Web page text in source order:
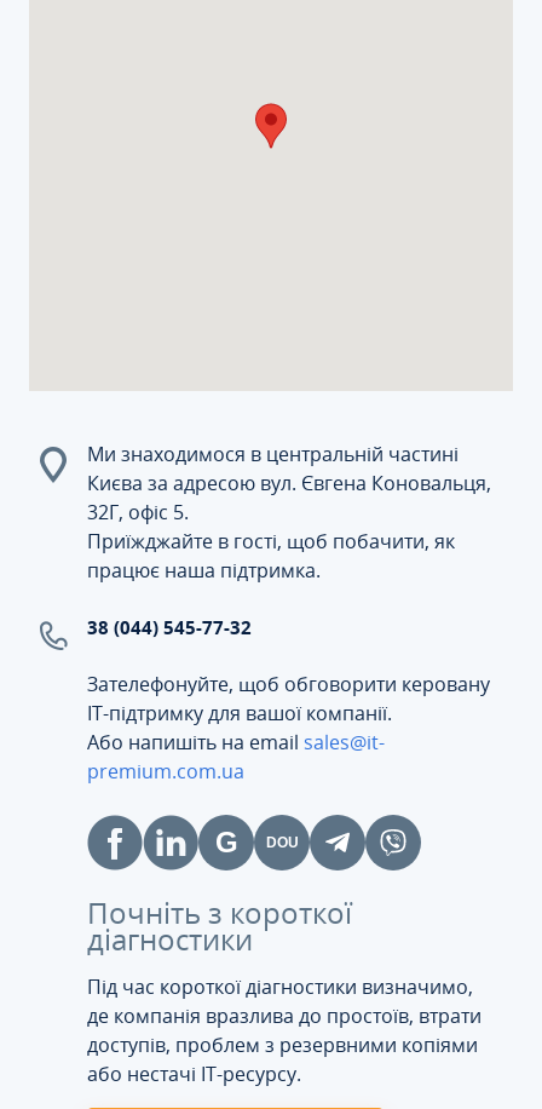
Ми знаходимося в центральній частині
Києва за адресою вул. Євгена Коновальця,
32Г, офіс 5.
Приїжджайте в гості, щоб побачити, як
працює наша підтримка.
38 (044) 545-77-32
Зателефонуйте, щоб обговорити керовану
ІТ-підтримку для вашої компанії.
Або напишіть на email sales@it-
premium.com.ua
Почніть з короткої
діагностики
Під час короткої діагностики визначимо,
де компанія вразлива до простоїв, втрати
доступів, проблем з резервними копіями
або нестачі IT-ресурсу.